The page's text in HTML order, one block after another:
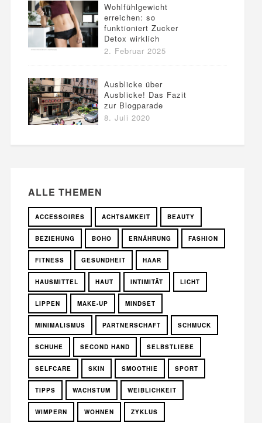
Wohlfühlgewicht
erreichen: so
funktioniert Zucker
Detox wirklich
2. Februar 2025
Ausblicke über
Ausblicke! Das Fazit
zur Blogparade
8. Juli 2020
ALLE THEMEN
ACCESSOIRES ACHTSAMKEIT BEAUTY
BEZIEHUNG BOHO ERNÄHRUNG FASHION
FITNESS GESUNDHEIT HAAR
HAUSMITTEL HAUT INTIMITÄT LICHT
LIPPEN MAKE-UP MINDSET
MINIMALISMUS PARTNERSCHAFT SCHMUCK
SCHUHE SECOND HAND SELBSTLIEBE
SELFCARE SKIN SMOOTHIE SPORT
TIPPS WACHSTUM WEIBLICHKEIT
WIMPERN WOHNEN ZYKLUS